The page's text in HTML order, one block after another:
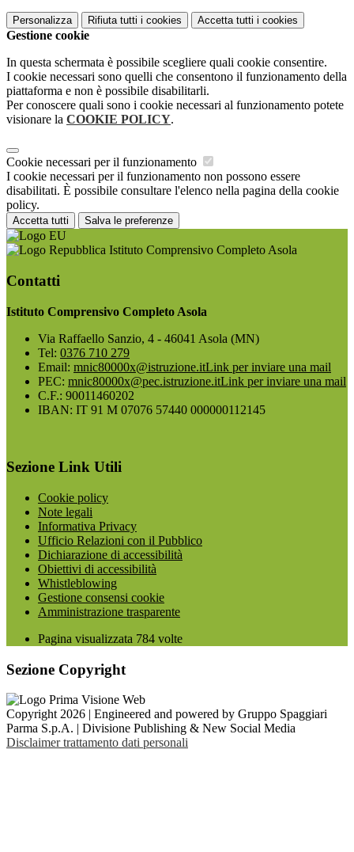
Personalizza Rifiuta tutti i cookies Accetta tutti i cookies
Gestione cookie
In questa schermata è possibile scegliere quali cookie consentire.
I cookie necessari sono quelli che consentono il funzionamento della
piattaforma e non è possibile disabilitarli.
Per conoscere quali sono i cookie necessari al funzionamento potete
visionare la COOKIE POLICY.
Cookie necessari per il funzionamento
I cookie necessari per il funzionamento non possono essere
disabilitati. È possibile consultare l'elenco nella pagina della cookie
policy.
Accetta tutti Salva le preferenze
Istituto Comprensivo Completo Asola
Contatti
Istituto Comprensivo Completo Asola
Via Raffaello Sanzio, 4 - 46041 Asola (MN)
Tel: 0376 710 279
Email: mnic80000x@istruzione.itLink per inviare una mail
PEC: mnic80000x@pec.istruzione.itLink per inviare una mail
C.F.: 90011460202
IBAN: IT 91 M 07076 57440 000000112145
Sezione Link Utili
Cookie policy
Note legali
Informativa Privacy
Ufficio Relazioni con il Pubblico
Dichiarazione di accessibilità
Obiettivi di accessibilità
Whistleblowing
Gestione consensi cookie
Amministrazione trasparente
Pagina visualizzata 784 volte
Sezione Copyright
Copyright 2026 | Engineered and powered by Gruppo Spaggiari
Parma S.p.A. | Divisione Publishing & New Social Media
Disclaimer trattamento dati personali